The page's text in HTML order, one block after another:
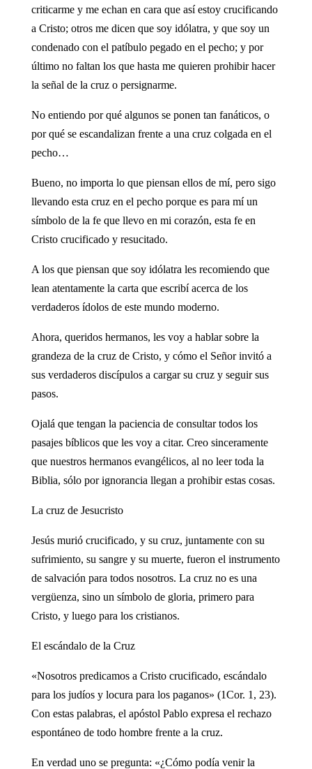
criticarme y me echan en cara que así estoy crucificando
a Cristo; otros me dicen que soy idólatra, y que soy un
condenado con el patíbulo pegado en el pecho; y por
último no faltan los que hasta me quieren prohibir hacer
la señal de la cruz o persignarme.
No entiendo por qué algunos se ponen tan fanáticos, o
por qué se escandalizan frente a una cruz colgada en el
pecho…
Bueno, no importa lo que piensan ellos de mí, pero sigo
llevando esta cruz en el pecho porque es para mí un
símbolo de la fe que llevo en mi corazón, esta fe en
Cristo crucificado y resucitado.
A los que piensan que soy idólatra les recomiendo que
lean atentamente la carta que escribí acerca de los
verdaderos ídolos de este mundo moderno.
Ahora, queridos hermanos, les voy a hablar sobre la
grandeza de la cruz de Cristo, y cómo el Señor invitó a
sus verdaderos discípulos a cargar su cruz y seguir sus
pasos.
Ojalá que tengan la paciencia de consultar todos los
pasajes bíblicos que les voy a citar. Creo sinceramente
que nuestros hermanos evangélicos, al no leer toda la
Biblia, sólo por ignorancia llegan a prohibir estas cosas.
La cruz de Jesucristo
Jesús murió crucificado, y su cruz, juntamente con su
sufrimiento, su sangre y su muerte, fueron el instrumento
de salvación para todos nosotros. La cruz no es una
vergüenza, sino un símbolo de gloria, primero para
Cristo, y luego para los cristianos.
El escándalo de la Cruz
«Nosotros predicamos a Cristo crucificado, escándalo
para los judíos y locura para los paganos» (1Cor. 1, 23).
Con estas palabras, el apóstol Pablo expresa el rechazo
espontáneo de todo hombre frente a la cruz.
En verdad uno se pregunta: «¿Cómo podía venir la